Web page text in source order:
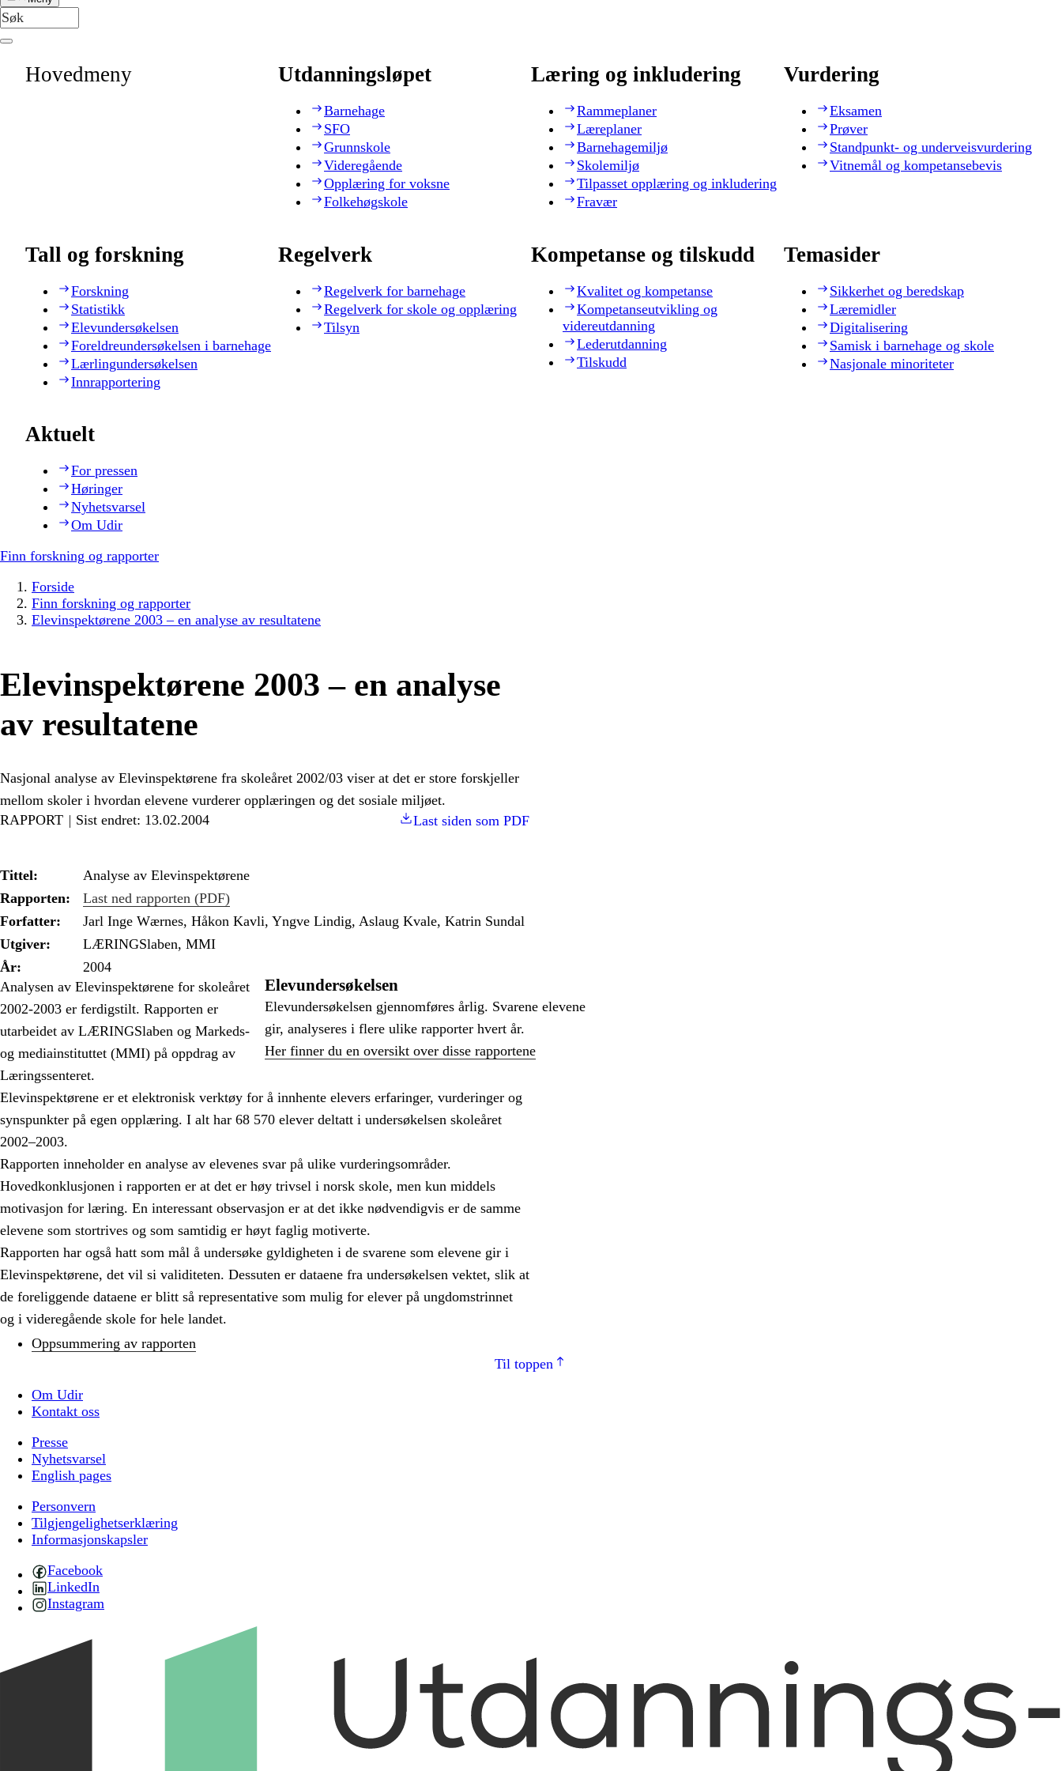
Hovedmeny Utdanningsløpet
Barnehage
SFO
Grunnskole
Videregående
Opplæring for voksne
Folkehøgskole
Læring og inkludering
Rammeplaner
Læreplaner
Barnehagemiljø
Skolemiljø
Tilpasset opplæring og inkludering
Fravær
Vurdering
Eksamen
Prøver
Standpunkt- og underveisvurdering
Vitnemål og kompetansebevis
Tall og forskning
Forskning
Statistikk
Elevundersøkelsen
Foreldreundersøkelsen i barnehage
Lærlingundersøkelsen
Innrapportering
Regelverk
Regelverk for barnehage
Regelverk for skole og opplæring
Tilsyn
Kompetanse og tilskudd
Kvalitet og kompetanse
Kompetanseutvikling og
videreutdanning
Lederutdanning
Tilskudd
Temasider
Sikkerhet og beredskap
Læremidler
Digitalisering
Samisk i barnehage og skole
Nasjonale minoriteter
Aktuelt
For pressen
Høringer
Nyhetsvarsel
Om Udir
Finn forskning og rapporter
Forside
Finn forskning og rapporter
Elevinspektørene 2003 – en analyse av resultatene
Elevinspektørene 2003 – en analyse
av resultatene
Nasjonal analyse av Elevinspektørene fra skoleåret 2002/03 viser at det er store forskjeller
mellom skoler i hvordan elevene vurderer opplæringen og det sosiale miljøet.
RAPPORT
Sist endret: 13.02.2004 Last siden som PDF
Tittel:
Analyse av Elevinspektørene
Rapporten:
Last ned rapporten (PDF)
Forfatter:
Jarl Inge Wærnes, Håkon Kavli, Yngve Lindig, Aslaug Kvale, Katrin Sundal
Utgiver:
LÆRINGSlaben, MMI
År:
2004
Elevundersøkelsen
Elevundersøkelsen gjennomføres årlig. Svarene elevene
gir, analyseres i flere ulike rapporter hvert år.
Her finner du en oversikt over disse rapportene
Analysen av Elevinspektørene for skoleåret
2002-2003 er ferdigstilt. Rapporten er
utarbeidet av LÆRINGSlaben og Markeds-
og mediainstituttet (MMI) på oppdrag av
Læringssenteret.
Elevinspektørene er et elektronisk verktøy for å innhente elevers erfaringer, vurderinger og
synspunkter på egen opplæring. I alt har 68 570 elever deltatt i undersøkelsen skoleåret
2002–2003.
Rapporten inneholder en analyse av elevenes svar på ulike vurderingsområder.
Hovedkonklusjonen i rapporten er at det er høy trivsel i norsk skole, men kun middels
motivasjon for læring. En interessant observasjon er at det ikke nødvendigvis er de samme
elevene som stortrives og som samtidig er høyt faglig motiverte.
Rapporten har også hatt som mål å undersøke gyldigheten i de svarene som elevene gir i
Elevinspektørene, det vil si validiteten. Dessuten er dataene fra undersøkelsen vektet, slik at
de foreliggende dataene er blitt så representative som mulig for elever på ungdomstrinnet
og i videregående skole for hele landet.
Oppsummering av rapporten
Til toppen
Om Udir
Kontakt oss
Presse
Nyhetsvarsel
English pages
Personvern
Tilgjengelighetserklæring
Informasjonskapsler
Facebook
LinkedIn
Instagram